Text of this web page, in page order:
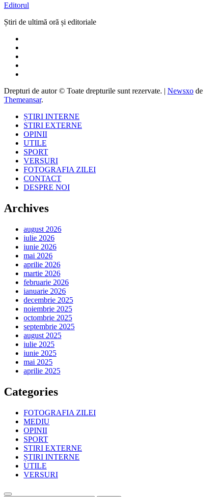
Editorul
Știri de ultimă oră și editoriale
Drepturi de autor © Toate drepturile sunt rezervate. | Newsxo de
Themeansar.
ȘTIRI INTERNE
STIRI EXTERNE
OPINII
UTILE
SPORT
VERSURI
FOTOGRAFIA ZILEI
CONTACT
DESPRE NOI
Archives
august 2026
iulie 2026
iunie 2026
mai 2026
aprilie 2026
martie 2026
februarie 2026
ianuarie 2026
decembrie 2025
noiembrie 2025
octombrie 2025
septembrie 2025
august 2025
iulie 2025
iunie 2025
mai 2025
aprilie 2025
Categories
FOTOGRAFIA ZILEI
MEDIU
OPINII
SPORT
STIRI EXTERNE
ȘTIRI INTERNE
UTILE
VERSURI